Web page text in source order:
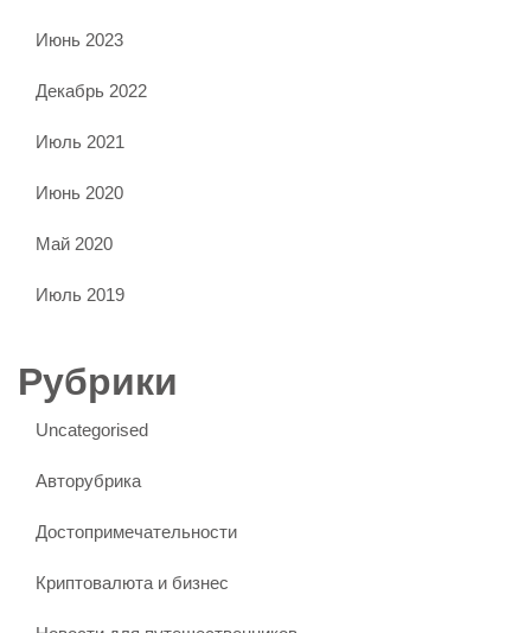
Июнь 2023
Декабрь 2022
Июль 2021
Июнь 2020
Май 2020
Июль 2019
Рубрики
Uncategorised
Авторубрика
Достопримечательности
Криптовалюта и бизнес